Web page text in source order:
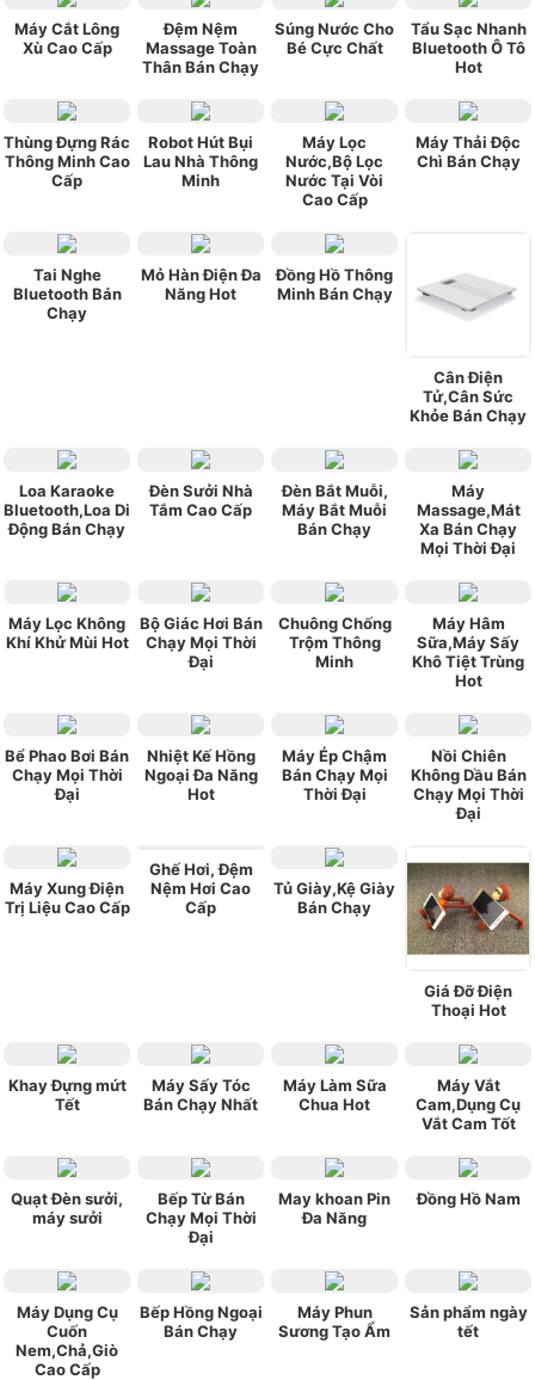
Máy Cắt Lông
Xù Cao Cấp
Đệm Nệm
Massage Toàn
Thân Bán Chạy
Súng Nước Cho
Bé Cực Chất
Tẩu Sạc Nhanh
Bluetooth Ô Tô
Hot
Thùng Đựng Rác
Thông Minh Cao
Cấp
Robot Hút Bụi
Lau Nhà Thông
Minh
Máy Lọc
Nước,Bộ Lọc
Nước Tại Vòi
Cao Cấp
Máy Thải Độc
Chì Bán Chạy
Tai Nghe
Bluetooth Bán
Chạy
Mỏ Hàn Điện Đa
Năng Hot
Đồng Hồ Thông
Minh Bán Chạy
Cân Điện
Tử,Cân Sức
Khỏe Bán Chạy
Loa Karaoke
Bluetooth,Loa Di
Động Bán Chạy
Đèn Sưởi Nhà
Tắm Cao Cấp
Đèn Bắt Muỗi,
Máy Bắt Muỗi
Bán Chạy
Máy
Massage,Mát
Xa Bán Chạy
Mọi Thời Đại
Máy Lọc Không
Khí Khử Mùi Hot
Bộ Giác Hơi Bán
Chạy Mọi Thời
Đại
Chuông Chống
Trộm Thông
Minh
Máy Hâm
Sữa,Máy Sấy
Khô Tiệt Trùng
Hot
Bể Phao Bơi Bán
Chạy Mọi Thời
Đại
Nhiệt Kế Hồng
Ngoại Đa Năng
Hot
Máy Ép Chậm
Bán Chạy Mọi
Thời Đại
Nồi Chiên
Không Dầu Bán
Chạy Mọi Thời
Đại
Máy Xung Điện
Trị Liệu Cao Cấp
Ghế Hơi, Đệm
Nệm Hơi Cao
Cấp
Tủ Giày,Kệ Giày
Bán Chạy
Giá Đỡ Điện
Thoại Hot
Khay Đựng mứt
Tết
Máy Sấy Tóc
Bán Chạy Nhất
Máy Làm Sữa
Chua Hot
Máy Vắt
Cam,Dụng Cụ
Vắt Cam Tốt
Quạt Đèn sưởi,
máy sưởi
Bếp Từ Bán
Chạy Mọi Thời
Đại
May khoan Pin
Đa Năng
Đồng Hồ Nam
Máy Dụng Cụ
Cuốn
Nem,Chả,Giò
Cao Cấp
Bếp Hồng Ngoại
Bán Chạy
Máy Phun
Sương Tạo Ẩm
Sản phẩm ngày
tết